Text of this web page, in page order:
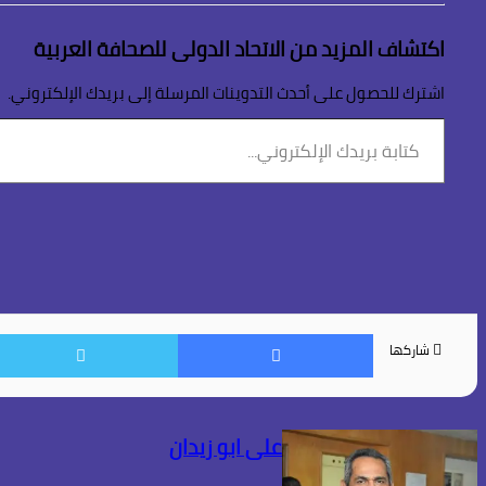
اكتشاف المزيد من الاتحاد الدولى للصحافة العربية
اشترك للحصول على أحدث التدوينات المرسلة إلى بريدك الإلكتروني.
بريدك
الإلكتروني...
شاركها
على ابو زيدان